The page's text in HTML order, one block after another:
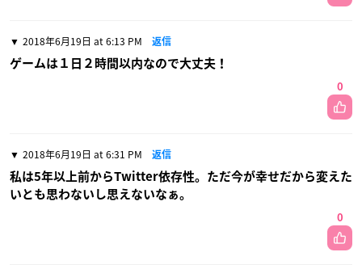
2018年6月19日 at 6:13 PM 返信
ゲームは１日２時間以内なので大丈夫！
0
2018年6月19日 at 6:31 PM 返信
私は5年以上前からTwitter依存性。ただ今が幸せだから変えた
いとも思わないし思えないなぁ。
0